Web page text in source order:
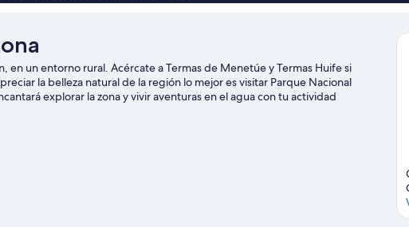
en un entorno rural. Acércate a Termas de Menetúe y Termas Huife si
la belleza natural de la región lo mejor es visitar Parque Nacional
explorar la zona y vivir aventuras en el agua con tu actividad